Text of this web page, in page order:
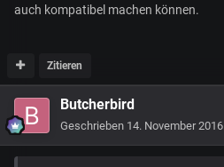
auch kompatibel machen können.
Zitieren
Butcherbird
Geschrieben 14. November 2016